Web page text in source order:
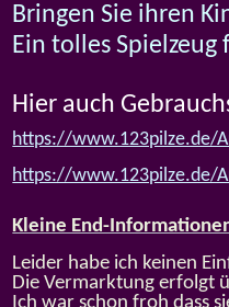
Bringen Sie ihren
Ein tolles Spielzeug
Hier auch
https://www.123pilze.de/
https://www.123pilze.de/
Kleine End-
Leider habe ich keinen
Die Vermarktung erfolgt